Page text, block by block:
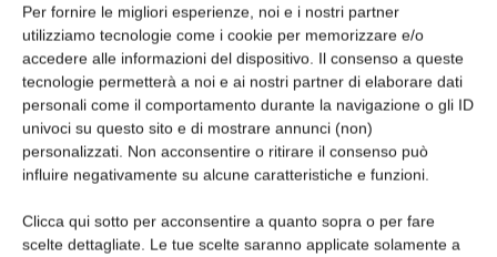
Per fornire le migliori esperienze, noi e i nostri partner
utilizziamo tecnologie come i cookie per memorizzare e/o
accedere alle informazioni del dispositivo. Il consenso a queste
tecnologie permetterà a noi e ai nostri partner di elaborare dati
personali come il comportamento durante la navigazione o gli ID
univoci su questo sito e di mostrare annunci (non)
personalizzati. Non acconsentire o ritirare il consenso può
influire negativamente su alcune caratteristiche e funzioni.
Clicca qui sotto per acconsentire a quanto sopra o per fare
scelte dettagliate. Le tue scelte saranno applicate solamente a
Ivano De Noni 1 Giugno 2017
Leggi la rivista